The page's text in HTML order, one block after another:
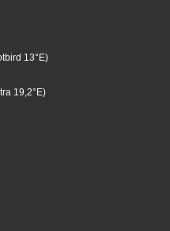
13°E)
19,2°E)